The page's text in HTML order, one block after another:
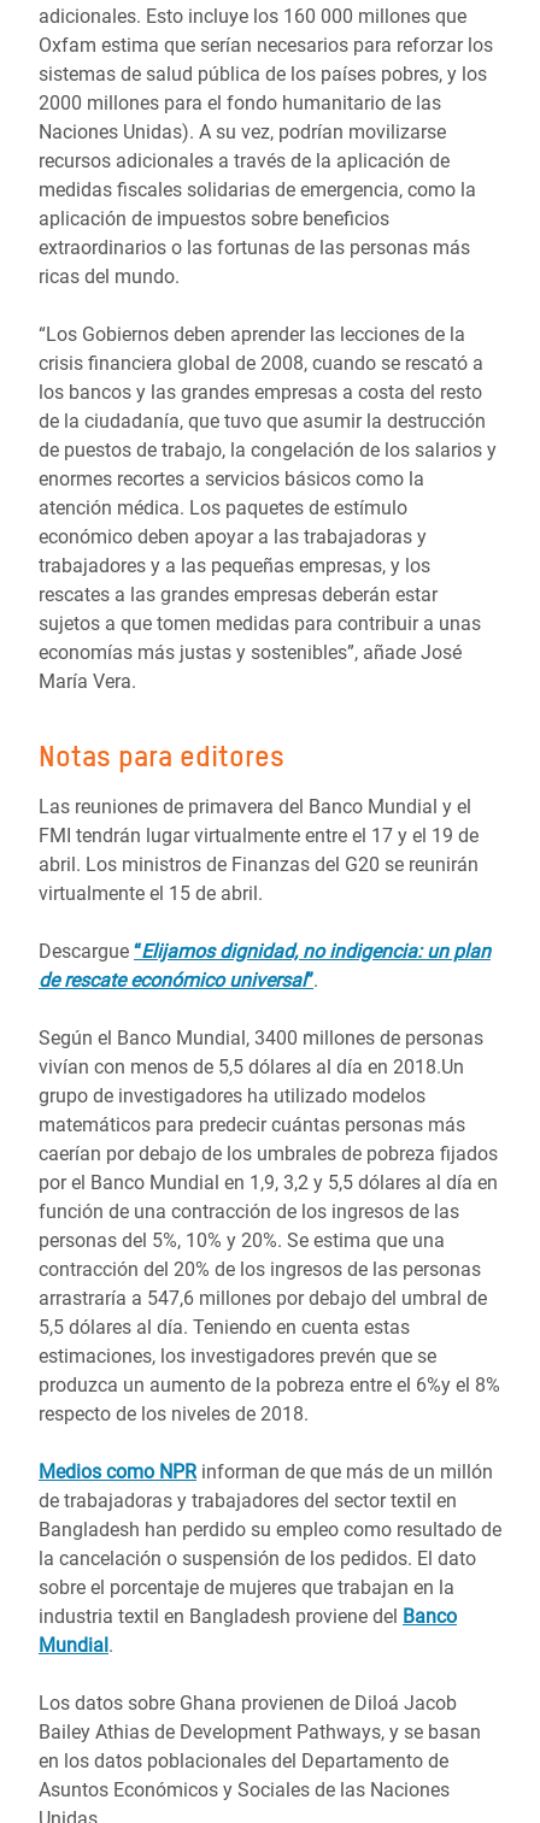
adicionales. Esto incluye los 160 000 millones que
Oxfam estima que serían necesarios para reforzar los
sistemas de salud pública de los países pobres, y los
2000 millones para el fondo humanitario de las
Naciones Unidas). A su vez, podrían movilizarse
recursos adicionales a través de la aplicación de
medidas fiscales solidarias de emergencia, como la
aplicación de impuestos sobre beneficios
extraordinarios o las fortunas de las personas más
ricas del mundo.
“Los Gobiernos deben aprender las lecciones de la
crisis financiera global de 2008, cuando se rescató a
los bancos y las grandes empresas a costa del resto
de la ciudadanía, que tuvo que asumir la destrucción
de puestos de trabajo, la congelación de los salarios y
enormes recortes a servicios básicos como la
atención médica. Los paquetes de estímulo
económico deben apoyar a las trabajadoras y
trabajadores y a las pequeñas empresas, y los
rescates a las grandes empresas deberán estar
sujetos a que tomen medidas para contribuir a unas
economías más justas y sostenibles”, añade José
María Vera.
Notas para editores
Las reuniones de primavera del Banco Mundial y el
FMI tendrán lugar virtualmente entre el 17 y el 19 de
abril. Los ministros de Finanzas del G20 se reunirán
virtualmente el 15 de abril.
Descargue “Elijamos dignidad, no indigencia: un plan
de rescate económico universal”.
Según el Banco Mundial, 3400 millones de personas
vivían con menos de 5,5 dólares al día en 2018.Un
grupo de investigadores ha utilizado modelos
matemáticos para predecir cuántas personas más
caerían por debajo de los umbrales de pobreza fijados
por el Banco Mundial en 1,9, 3,2 y 5,5 dólares al día en
función de una contracción de los ingresos de las
personas del 5%, 10% y 20%. Se estima que una
contracción del 20% de los ingresos de las personas
arrastraría a 547,6 millones por debajo del umbral de
5,5 dólares al día. Teniendo en cuenta estas
estimaciones, los investigadores prevén que se
produzca un aumento de la pobreza entre el 6%y el 8%
respecto de los niveles de 2018.
Medios como NPRinforman de que más de un millón
de trabajadoras y trabajadores del sector textil en
Bangladesh han perdido su empleo como resultado de
la cancelación o suspensión de los pedidos. El dato
sobre el porcentaje de mujeres que trabajan en la
industria textil en Bangladesh proviene del Banco
Mundial.
Los datos sobre Ghana provienen de Diloá Jacob
Bailey Athias de Development Pathways, y se basan
en los datos poblacionales del Departamento de
Asuntos Económicos y Sociales de las Naciones